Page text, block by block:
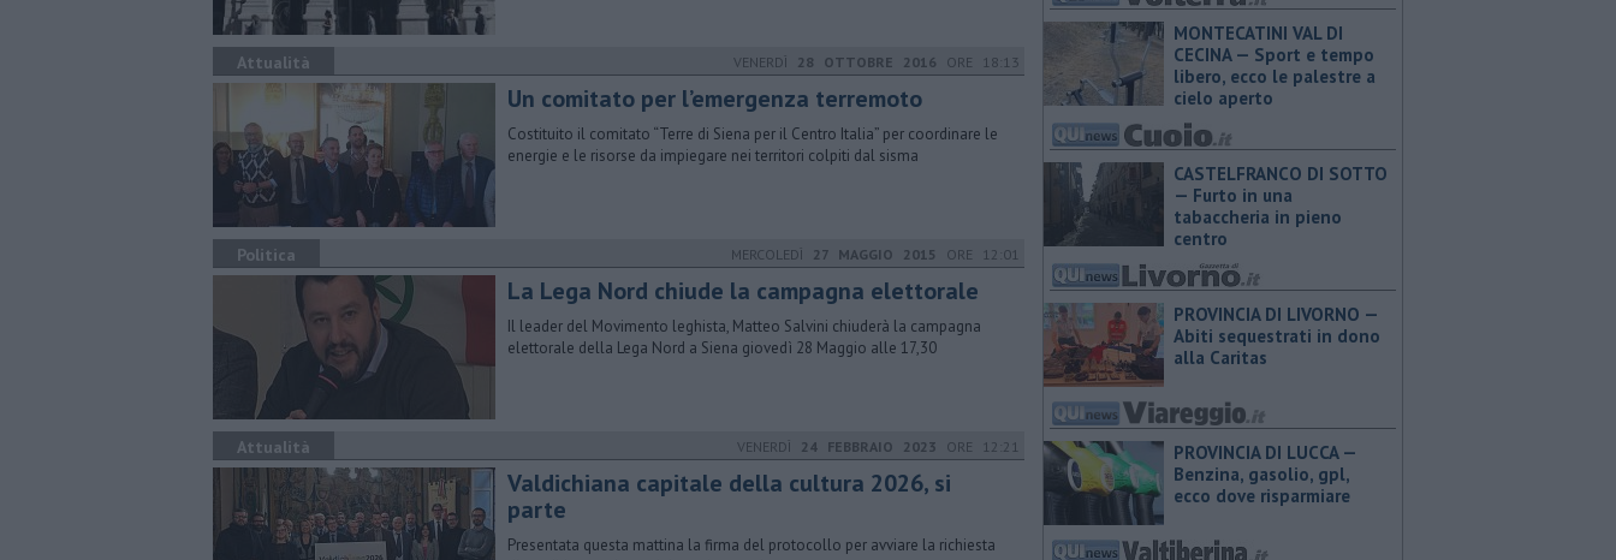
Attualità VENERDÌ 28 OTTOBRE 2016 ORE 18:13
Un comitato per l’emergenza terremoto
Costituito il comitato “Terre di Siena per il Centro Italia” per coordinare le
energie e le risorse da impiegare nei territori colpiti dal sisma
Politica MERCOLEDÌ 27 MAGGIO 2015 ORE 12:01
La Lega Nord chiude la campagna elettorale
Il leader del Movimento leghista, Matteo Salvini chiuderà la campagna
elettorale della Lega Nord a Siena giovedì 28 Maggio alle 17,30
Attualità VENERDÌ 24 FEBBRAIO 2023 ORE 12:21
Valdichiana capitale della cultura 2026, si
parte
Presentata questa mattina la firma del protocollo per avviare la richiesta
MONTECATINI VAL DI
CECINA — Sport e tempo
libero, ecco le palestre a
cielo aperto
CASTELFRANCO DI SOTTO
— Furto in una
tabaccheria in pieno
centro
PROVINCIA DI LIVORNO —
Abiti sequestrati in dono
alla Caritas
PROVINCIA DI LUCCA — ​
Benzina, gasolio, gpl,
ecco dove risparmiare